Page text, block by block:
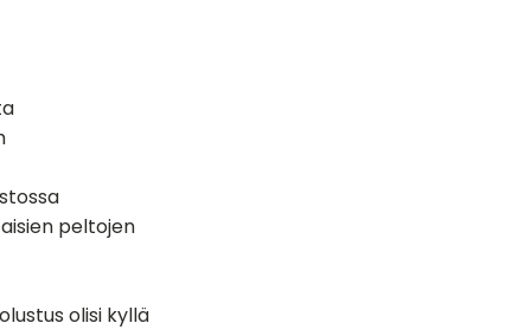
peltojen
olisi kyllä